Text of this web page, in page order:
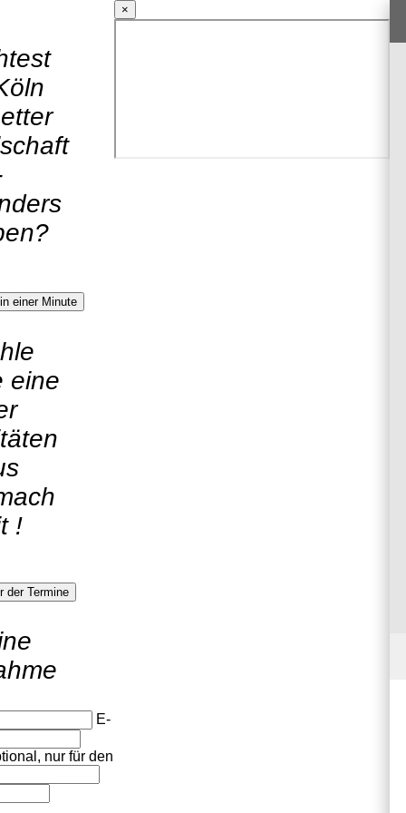
einer Minute
eine
!
der Termine
E-
nur für den
×